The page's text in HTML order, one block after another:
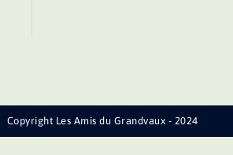
Copyright Les Amis du Grandvaux - 2024